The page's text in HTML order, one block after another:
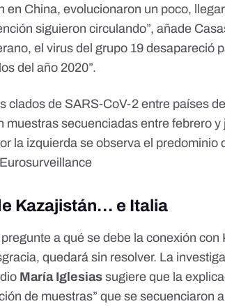
en China, evolucionaron un poco,
siguieron circulando”, añade
el virus del grupo 19 desapareció
del año 2020”.
clados de SARS-CoV-2 entre países
muestras secuenciadas entre febrero y
la izquierda se observa el predominio
Kazajistán… e Italia
a qué se debe la conexión con
quedará sin resolver. La
María Iglesias sugiere que la
de muestras” que se secuenciaron